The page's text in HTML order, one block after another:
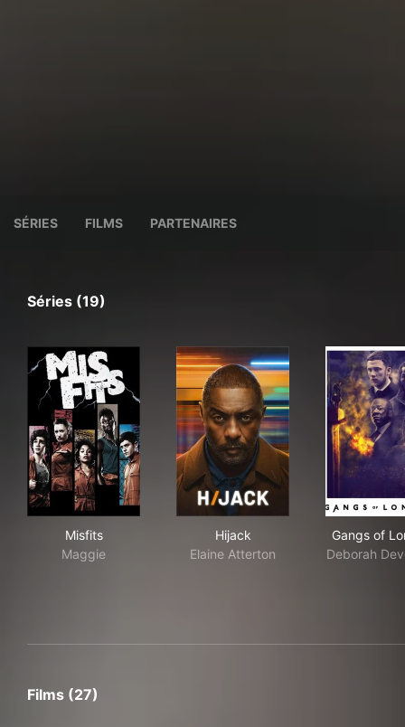
SÉRIES FILMS PARTENAIRES
Séries (19)
Misfits
Maggie
Hijack
Elaine Atterton
Gangs of
Deborah
Films (27)